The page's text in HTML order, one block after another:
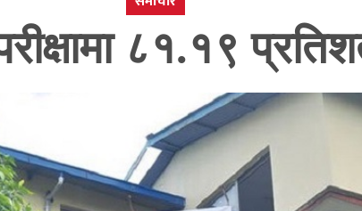
८१.१९ प्रतिशत